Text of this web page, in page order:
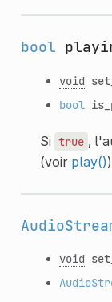
bool
void
bool
Si true ,
(voir play()
void